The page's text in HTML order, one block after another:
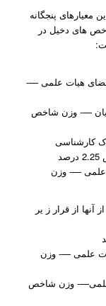
پنجگانه
های دخیل در
هیات علمی —-
—- وزن شاخص
کارشناسی
علمی —- وزن
از قرار ز یر
علمی —- وزن
علمی—- وزن شاخص